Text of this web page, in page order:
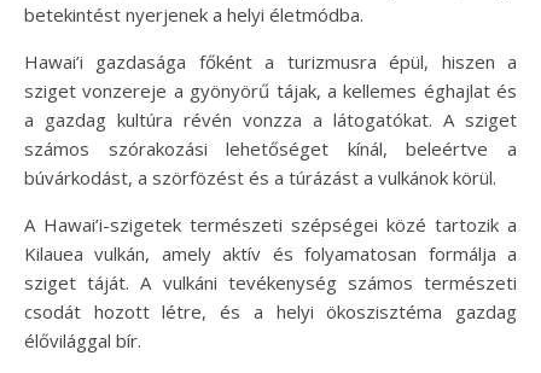
betekintést nyerjenek a helyi életmódba.
Hawai’i gazdasága főként a turizmusra épül, hiszen a
sziget vonzereje a gyönyörű tájak, a kellemes éghajlat és
a gazdag kultúra révén vonzza a látogatókat. A sziget
számos szórakozási lehetőséget kínál, beleértve a
búvárkodást, a szörfözést és a túrázást a vulkánok körül.
A Hawai’i-szigetek természeti szépségei közé tartozik a
Kilauea vulkán, amely aktív és folyamatosan formálja a
sziget táját. A vulkáni tevékenység számos természeti
csodát hozott létre, és a helyi ökoszisztéma gazdag
élővilággal bír.